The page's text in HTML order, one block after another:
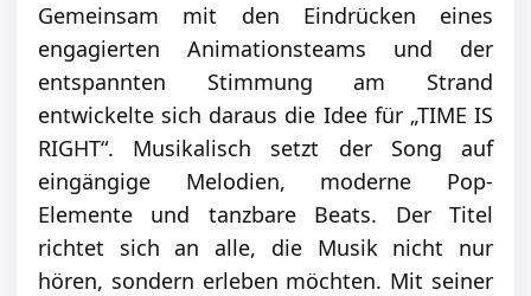
Gemeinsam mit den Eindrücken eines
engagierten Animationsteams und der
entspannten Stimmung am Strand
entwickelte sich daraus die Idee für „TIME IS
RIGHT“. Musikalisch setzt der Song auf
eingängige Melodien, moderne Pop-
Elemente und tanzbare Beats. Der Titel
richtet sich an alle, die Musik nicht nur
hören, sondern erleben möchten. Mit seiner